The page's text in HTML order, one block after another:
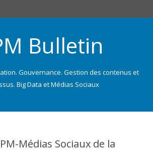
Bulletin
Gouvernance. Gestion des contenus et
Big Data et Médias Sociaux
Médias Sociaux de la